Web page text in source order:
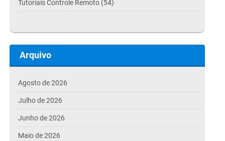
Tutoriais Controle Remoto (54)
Arquivo
Agosto de 2026
Julho de 2026
Junho de 2026
Maio de 2026